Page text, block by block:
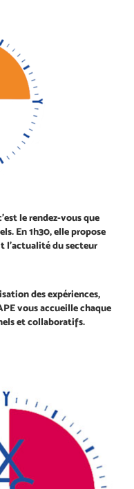
le rendez-vous que
En 1h30, elle propose
l’actualité du secteur
des expériences,
vous accueille chaque
et collaboratifs.